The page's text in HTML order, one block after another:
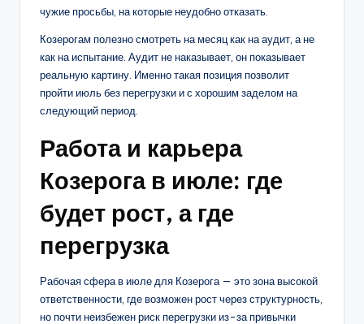
чужие просьбы, на которые неудобно отказать.
Козерогам полезно смотреть на месяц как на аудит, а не
как на испытание. Аудит не наказывает, он показывает
реальную картину. Именно такая позиция позволит
пройти июль без перегрузки и с хорошим заделом на
следующий период.
Работа и карьера
Козерога в июле: где
будет рост, а где
перегрузка
Рабочая сфера в июле для Козерога — это зона высокой
ответственности, где возможен рост через структурность,
но почти неизбежен риск перегрузки из-за привычки